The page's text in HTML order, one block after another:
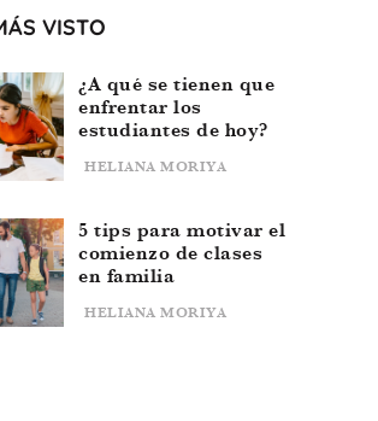
VISTO
¿A qué se tienen que
enfrentar los
estudiantes de hoy?
HELIANA MORIYA
5 tips para motivar el
comienzo de clases
en familia
HELIANA MORIYA
Tecnología
Vida Sana
EDAD
De 0 a 3 años
De 4 a 7 años